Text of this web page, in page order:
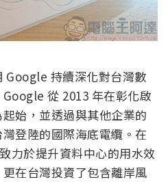
Google 持續深化對台灣數
從 2013 年在彰化啟
始，並透過與其他企業的
登陸的國際海底電纜。在
力於提升資料中心的用水效
在台灣投資了包含離岸風